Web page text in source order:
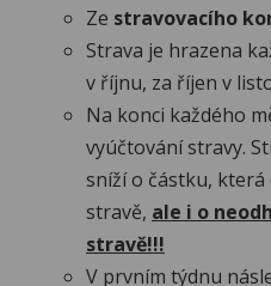
Ze stravovacího
Strava je hrazena
v říjnu, za říjen v
Na konci každého
vyúčtování stravy.
sníží o částku,
stravě, ale i o
stravě!!!
V prvním týdnu